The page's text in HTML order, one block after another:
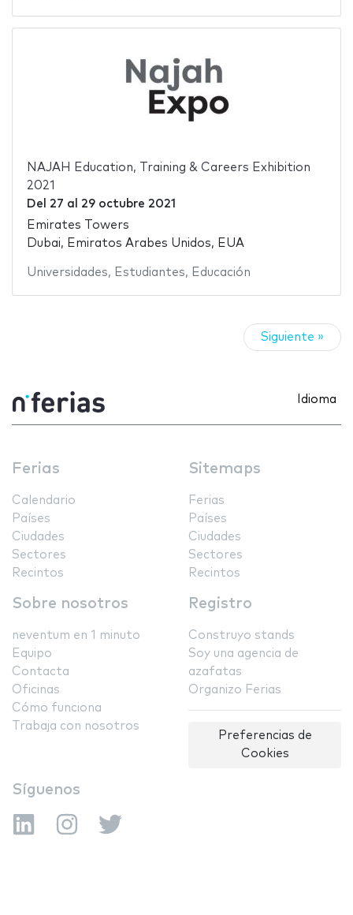
NAJAH Education, Training & Careers Exhibition
2021
Del 27 al 29 octubre 2021
Emirates Towers
Dubai, Emiratos Arabes Unidos, EUA
Universidades, Estudiantes, Educación
Siguiente »
Idioma
Ferias
Calendario
Países
Ciudades
Sectores
Recintos
Sitemaps
Ferias
Países
Ciudades
Sectores
Recintos
Sobre nosotros
neventum en 1 minuto
Equipo
Contacta
Oficinas
Cómo funciona
Trabaja con nosotros
Registro
Construyo stands
Soy una agencia de
azafatas
Organizo Ferias
Preferencias de
Cookies
Síguenos